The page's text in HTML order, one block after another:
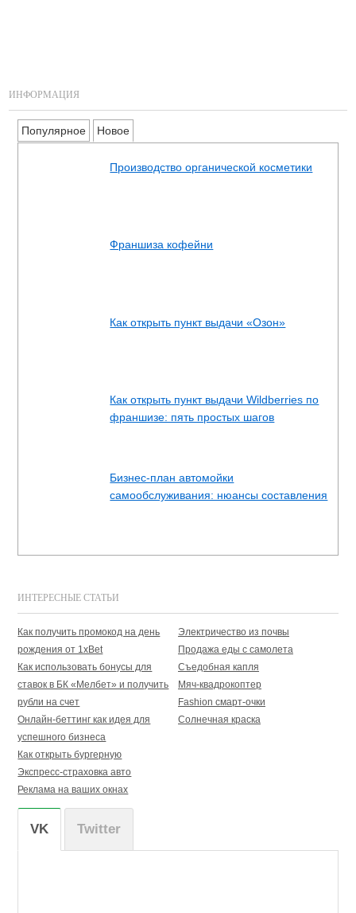
ИНФОРМАЦИЯ
Популярное Новое
Производство органической косметики
Франшиза кофейни
Как открыть пункт выдачи «Озон»
Как открыть пункт выдачи Wildberries по
франшизе: пять простых шагов
Бизнес-план автомойки
самообслуживания: нюансы составления
ИНТЕРЕСНЫЕ СТАТЬИ
Как получить промокод на день
рождения от 1xBet
Как использовать бонусы для
ставок в БК «Мелбет» и получить
рубли на счет
Онлайн-беттинг как идея для
успешного бизнеса
Как открыть бургерную
Экспресс-страховка авто
Реклама на ваших окнах
Электричество из почвы
Продажа еды с самолета
Съедобная капля
Мяч-квадрокоптер
Fashion смарт-очки
Солнечная краска
VK Twitter